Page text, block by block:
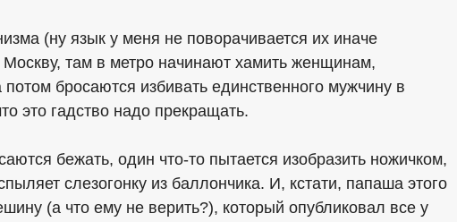
(ну язык у меня не поворачивается их иначе
там в метро начинают хамить женщинам,
бросаются избивать единственного мужчину в
это гадство надо прекращать.
бежать, один что-то пытается изобразить ножичком,
слезогонку из баллончика. И, кстати, папаша этого
(а что ему не верить?), который опубликовал все у